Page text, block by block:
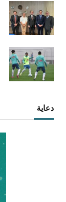
دعاية